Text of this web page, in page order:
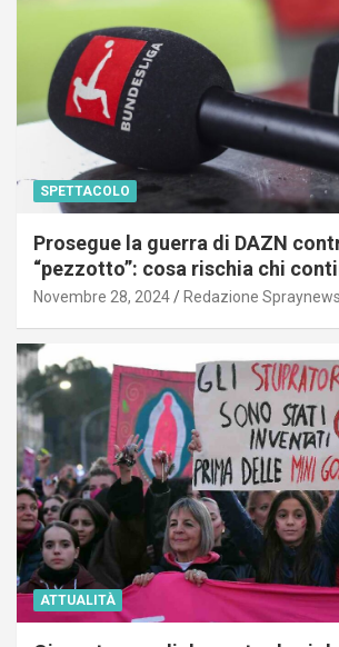
SPETTACOLO
Prosegue la guerra di DAZN
“pezzotto”: cosa rischia chi
Novembre 28, 2024 Redazione Spraynews
ATTUALITÀ